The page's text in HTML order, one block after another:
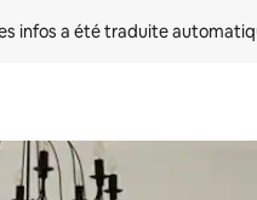
infos a été traduite